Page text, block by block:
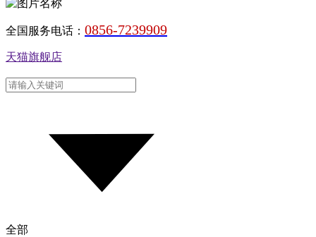
全国服务电话： 0856-7239909
天猫旗舰店
全部